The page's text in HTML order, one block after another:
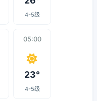
4-5级
05:00
23°
4-5级